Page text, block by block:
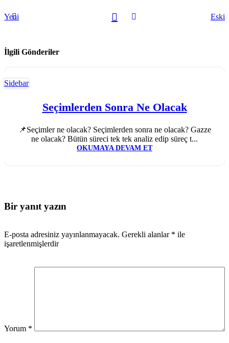
Yeni Eski
İlgili Gönderiler
Seçimlerden Sonra Ne Olacak
📌Seçimler ne olacak? Seçimlerden sonra ne olacak? Gazze
ne olacak? Bütün süreci tek tek analiz edip süreç t...
OKUMAYA DEVAM ET
Bir yanıt yazın
E-posta adresiniz yayınlanmayacak. Gerekli alanlar * ile
işaretlenmişlerdir
Yorum *
Sidebar